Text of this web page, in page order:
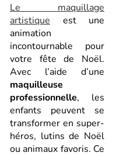
Le maquillage
artistique est une
animation
incontournable pour
votre fête de Noël.
Avec l’aide d’une
maquilleuse
professionnelle, les
enfants peuvent se
transformer en super-
héros, lutins de Noël
ou animaux favoris. Ce